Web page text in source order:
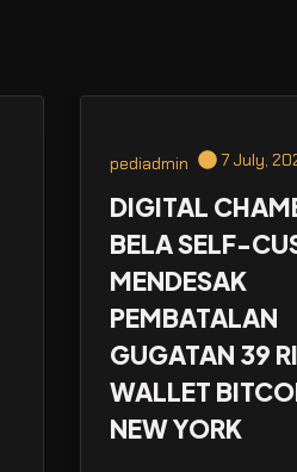
pediadmin 7 July,
DIGITAL
BELA SELF-
MENDESAK
PEMBATALAN
GUGATAN 39
WALLET
NEW YORK